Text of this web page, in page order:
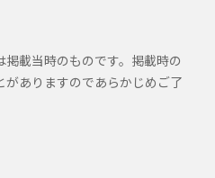
載当時のものです。掲載時の
ありますのであらかじめご了